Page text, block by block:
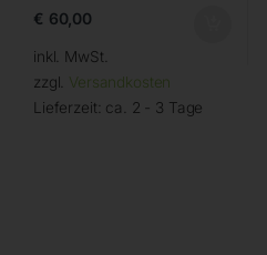
€ 60,00
inkl. MwSt.
zzgl. Versandkosten
Lieferzeit: ca. 2 - 3 Tage